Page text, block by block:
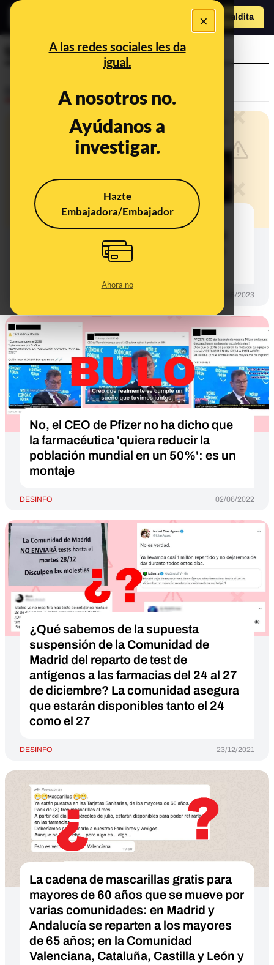
×
A las redes sociales les da
igual.
A nosotros no.
Ayúdanos a
investigar.
Hazte
Embajadora/Embajador
Ahora no
Hazte Maldito
farmacias
No, este vídeo no es una agresión
secreto del corazón” en el canal 24
horas de España
29/05/2023
No, el CEO de Pfizer no ha dicho que
la farmacéutica 'quiera reducir la
población mundial en un 50%': es un
montaje
DESINFO 02/06/2022
¿Qué sabemos de la supuesta
suspensión de la Comunidad de
Madrid del reparto de test de
antígenos a las farmacias del 24 al 27
de diciembre? La comunidad asegura
que estarán disponibles tanto el 24
como el 27
DESINFO 23/12/2021
La cadena de mascarillas gratis para
mayores de 60 años que se mueve por
varias comunidades: en Madrid y
Andalucía se reparten a los mayores
de 65 años; en la Comunidad
Valenciana, Cataluña, Castilla y León y